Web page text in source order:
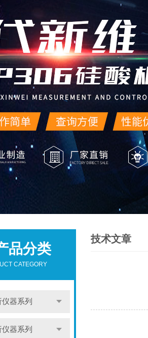
品分类
CATEGORY
器系列
器系列
技术文章